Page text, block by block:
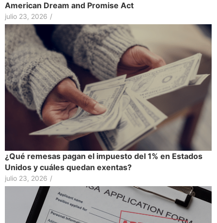
American Dream and Promise Act
julio 23, 2026 /
¿Qué remesas pagan el impuesto del 1% en Estados
Unidos y cuáles quedan exentas?
julio 23, 2026 /